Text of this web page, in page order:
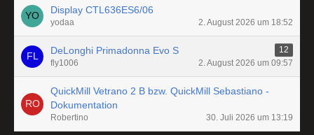
Display CTL636ES6/06
yodaa 2. August 2026 um 18:52
DeLonghi Primadonna Evo S
12
fly1006
2. August 2026 um 09:57
QuickMill Vetrano 2 B bzw. QuickMill Sebastiano -
Dokumentation
Robertino 30. Juli 2026 um 13:19